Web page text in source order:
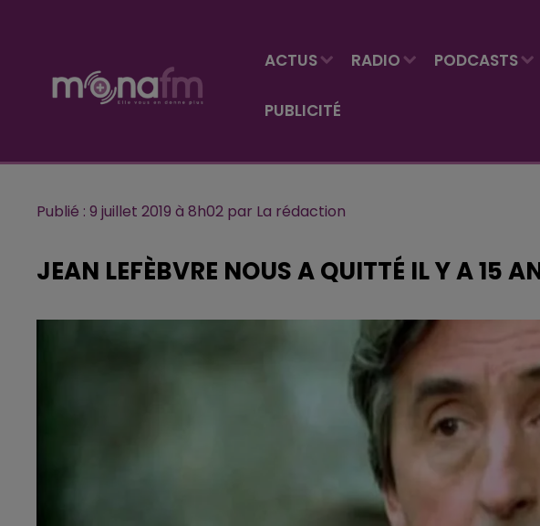
ACTUS RADIO PODCASTS
PUBLICITÉ
Publié : 9 juillet 2019 à 8h02 par La rédaction
JEAN LEFÈBVRE NOUS A QUITTÉ IL Y A 15